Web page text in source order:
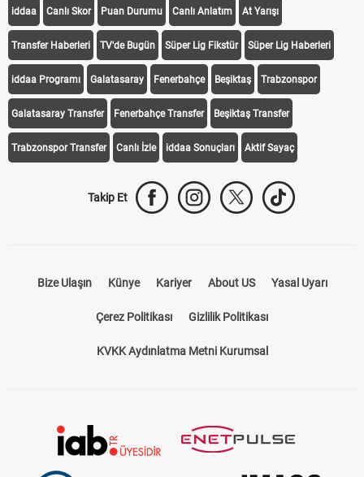
iddaa Canlı Skor Puan Durumu Canlı Anlatım At Yarışı
Transfer Haberleri TV'de Bugün Süper Lig Fikstür Süper Lig Haberleri
iddaa Programı Galatasaray Fenerbahçe Beşiktaş Trabzonspor
Galatasaray Transfer Fenerbahçe Transfer Beşiktaş Transfer
Trabzonspor Transfer Canlı İzle iddaa Sonuçları Aktif Sayaç
Takip Et
Bize Ulaşın Künye Kariyer About US Yasal Uyarı
Çerez Politikası Gizlilik Politikası
KVKK Aydınlatma Metni Kurumsal